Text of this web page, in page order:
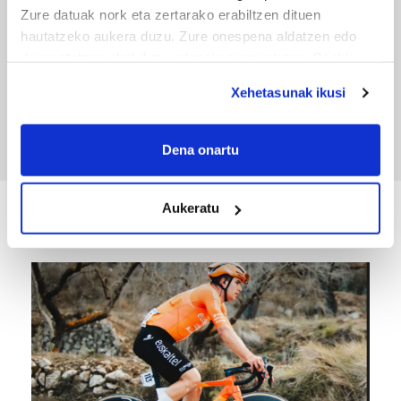
Zure datuak nork eta zertarako erabiltzen dituen
hautatzeko aukera duzu. Zure onespena aldatzen edo
If you allow, we would also like to:
Collect information about your geographical
Identify your device by actively scanning it for
specific characteristics (fingerprinting)
and set your preferences in thedetails section.
Guk eta gure bazkideek zure datu pertsonalak
prozesatzen ditugu, zure IP zenbakia, besteak beste,
teknologia erabiliz, cookieak adibidez, iragarki eta eduki
pertsonalizatuak eskaintzeko, iragarkiak eta edukia
Xehetasunak ikusi
Dena onartu
Aukeratu
KIROLA